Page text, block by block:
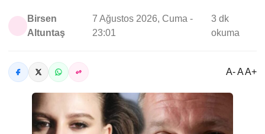
Birsen
Altuntaş
7 Ağustos 2026, Cuma -
23:01
3 dk
okuma
A- A A+